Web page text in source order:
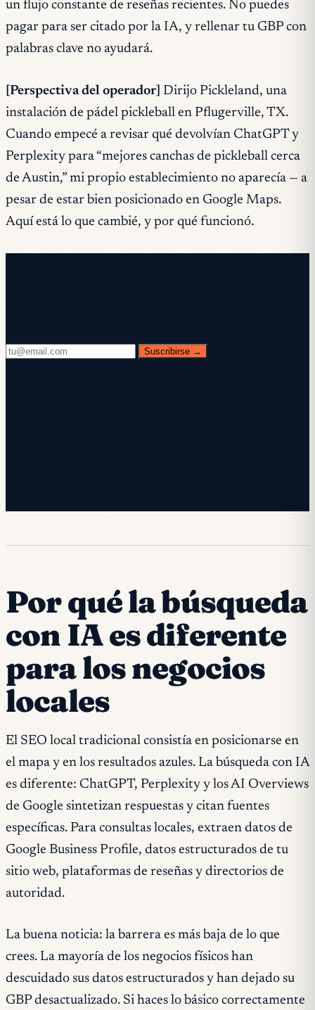
un flujo constante de reseñas recientes. No puedes
pagar para ser citado por la IA, y rellenar tu GBP con
palabras clave no ayudará.
[Perspectiva del operador] Dirijo Pickleland, una
instalación de pádel pickleball en Pflugerville, TX.
Cuando empecé a revisar qué devolvían ChatGPT y
Perplexity para “mejores canchas de pickleball cerca
de Austin,” mi propio establecimiento no aparecía — a
pesar de estar bien posicionado en Google Maps.
Aquí está lo que cambié, y por qué funcionó.
Suscribirse →
Por qué la búsqueda
con IA es diferente
para los negocios
locales
El SEO local tradicional consistía en posicionarse en
el mapa y en los resultados azules. La búsqueda con IA
es diferente: ChatGPT, Perplexity y los AI Overviews
de Google sintetizan respuestas y citan fuentes
específicas. Para consultas locales, extraen datos de
Google Business Profile, datos estructurados de tu
sitio web, plataformas de reseñas y directorios de
autoridad.
La buena noticia: la barrera es más baja de lo que
crees. La mayoría de los negocios físicos han
descuidado sus datos estructurados y han dejado su
GBP desactualizado. Si haces lo básico correctamente